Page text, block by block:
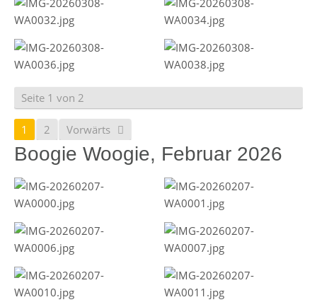
Seite 1 von 2
1 2 Vorwärts
Boogie Woogie, Februar 2026